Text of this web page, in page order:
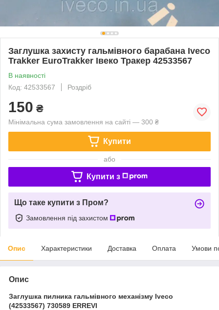
Заглушка захисту гальмівного барабана Iveco
Trakker EuroTrakker Івеко Тракер 42533567
В наявності
Код: 42533567
Роздріб
150 ₴
Мінімальна сума замовлення на сайті — 300 ₴
Купити
або
Купити з
Що таке купити з Пром?
Замовлення під захистом
Опис Характеристики Доставка Оплата Умови
Опис
Заглушка пилника гальмівного механізму Iveco
(42533567) 730589 ERREVI